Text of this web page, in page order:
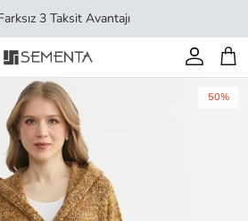
3 Taksit Avantajı
Hesap
50%